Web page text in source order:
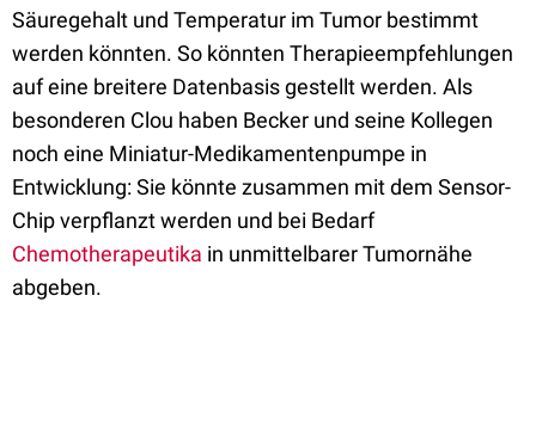
Säuregehalt und Temperatur im Tumor bestimmt
werden könnten. So könnten Therapieempfehlungen
auf eine breitere Datenbasis gestellt werden. Als
besonderen Clou haben Becker und seine Kollegen
noch eine Miniatur-Medikamentenpumpe in
Entwicklung: Sie könnte zusammen mit dem Sensor-
Chip verpflanzt werden und bei Bedarf
Chemotherapeutika in unmittelbarer Tumornähe
abgeben.